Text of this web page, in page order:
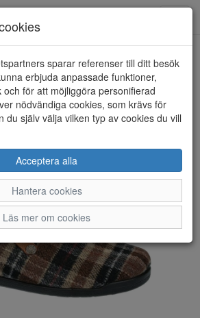
sparar referenser till ditt besök
erbjuda anpassade funktioner,
för att möjliggöra personifierad
nödvändiga cookies, som krävs för
du själv välja vilken typ av cookies du vill
Acceptera alla
Hantera cookies
Läs mer om cookies